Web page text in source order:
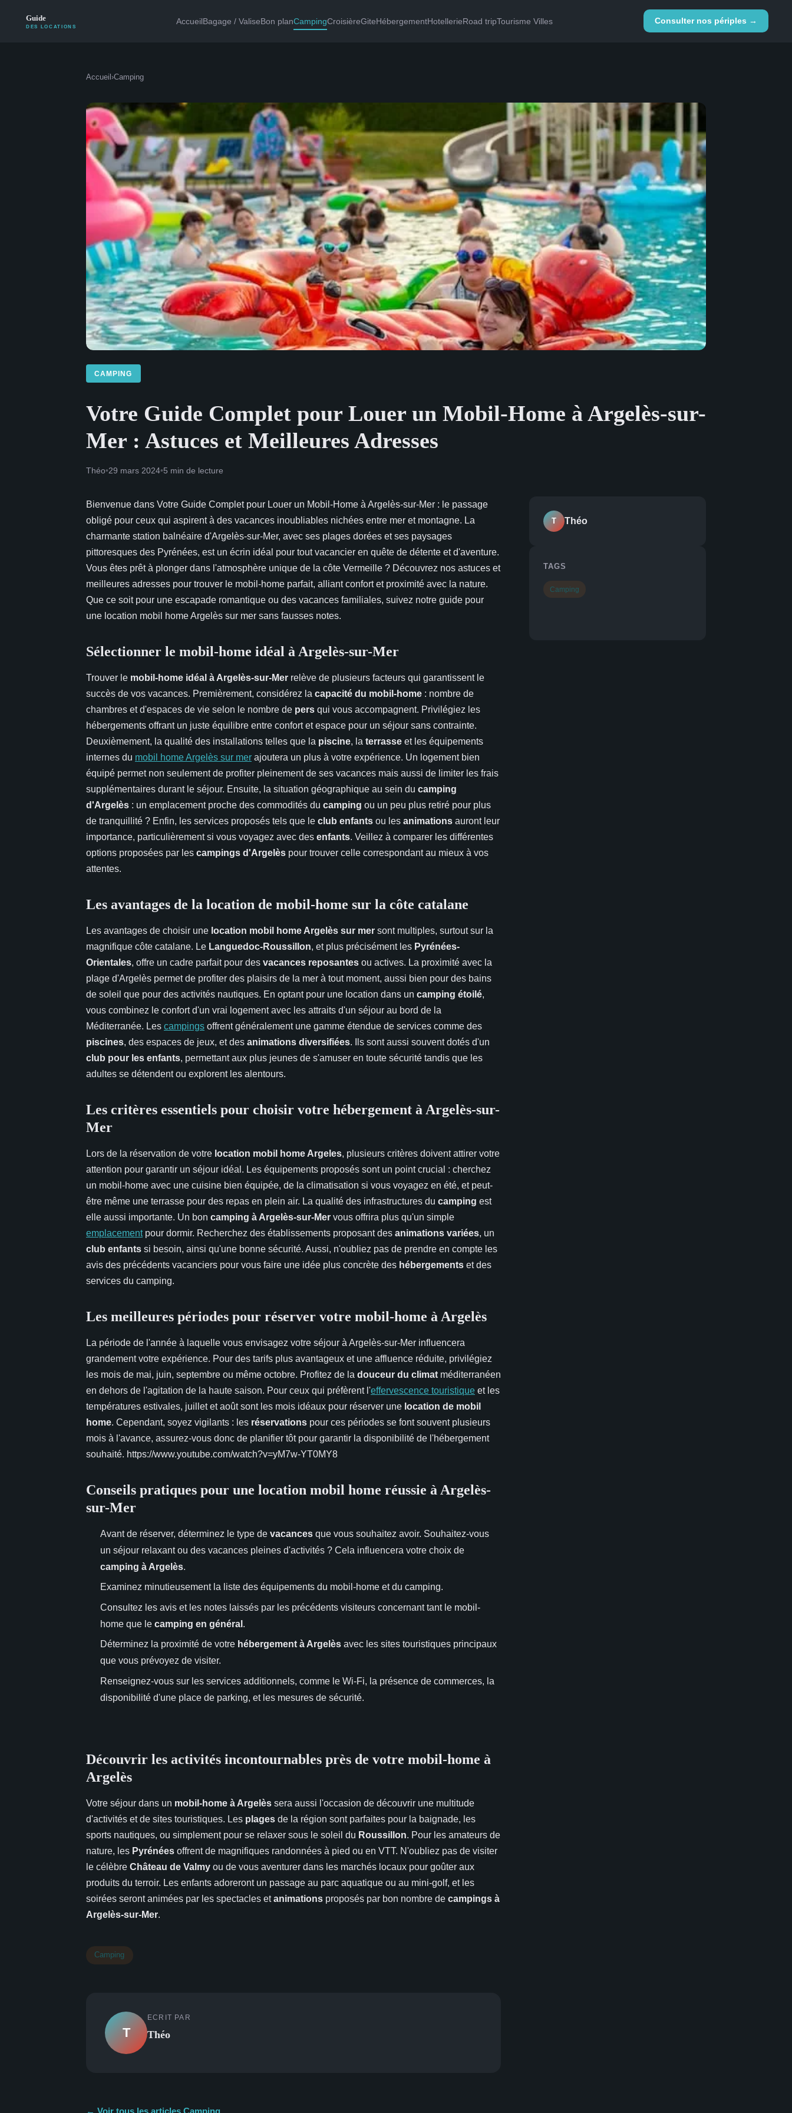
AccueilBagage / ValiseBon planCampingCroisièreGiteHébergementHotellerieRoad tripTourisme Villes Consulter nos périples →
Accueil ›Camping
CAMPING
Votre Guide Complet pour Louer un Mobil-Home à Argelès-sur-
Mer : Astuces et Meilleures Adresses
Théo•29 mars 2024•5 min de lecture
Bienvenue dans Votre Guide Complet pour Louer un Mobil-Home à Argelès-sur-Mer : le passage
obligé pour ceux qui aspirent à des vacances inoubliables nichées entre mer et montagne. La
charmante station balnéaire d'Argelès-sur-Mer, avec ses plages dorées et ses paysages
pittoresques des Pyrénées, est un écrin idéal pour tout vacancier en quête de détente et d'aventure.
Vous êtes prêt à plonger dans l'atmosphère unique de la côte Vermeille ? Découvrez nos astuces et
meilleures adresses pour trouver le mobil-home parfait, alliant confort et proximité avec la nature.
Que ce soit pour une escapade romantique ou des vacances familiales, suivez notre guide pour
une location mobil home Argelès sur mer sans fausses notes.
Sélectionner le mobil-home idéal à Argelès-sur-Mer
Trouver le mobil-home idéal à Argelès-sur-Mer relève de plusieurs facteurs qui garantissent le
succès de vos vacances. Premièrement, considérez la capacité du mobil-home : nombre de
chambres et d'espaces de vie selon le nombre de pers qui vous accompagnent. Privilégiez les
hébergements offrant un juste équilibre entre confort et espace pour un séjour sans contrainte.
Deuxièmement, la qualité des installations telles que la piscine, la terrasse et les équipements
internes du mobil home Argelès sur mer ajoutera un plus à votre expérience. Un logement bien
équipé permet non seulement de profiter pleinement de ses vacances mais aussi de limiter les frais
supplémentaires durant le séjour. Ensuite, la situation géographique au sein du camping
d'Argelès : un emplacement proche des commodités du camping ou un peu plus retiré pour plus
de tranquillité ? Enfin, les services proposés tels que le club enfants ou les animations auront leur
importance, particulièrement si vous voyagez avec des enfants. Veillez à comparer les différentes
options proposées par les campings d'Argelès pour trouver celle correspondant au mieux à vos
attentes.
Les avantages de la location de mobil-home sur la côte catalane
Les avantages de choisir une location mobil home Argelès sur mer sont multiples, surtout sur la
magnifique côte catalane. Le Languedoc-Roussillon, et plus précisément les Pyrénées-
Orientales, offre un cadre parfait pour des vacances reposantes ou actives. La proximité avec la
plage d'Argelès permet de profiter des plaisirs de la mer à tout moment, aussi bien pour des bains
de soleil que pour des activités nautiques. En optant pour une location dans un camping étoilé,
vous combinez le confort d'un vrai logement avec les attraits d'un séjour au bord de la
Méditerranée. Les campings offrent généralement une gamme étendue de services comme des
piscines, des espaces de jeux, et des animations diversifiées. Ils sont aussi souvent dotés d'un
club pour les enfants, permettant aux plus jeunes de s'amuser en toute sécurité tandis que les
adultes se détendent ou explorent les alentours.
Les critères essentiels pour choisir votre hébergement à Argelès-sur-
Mer
Lors de la réservation de votre location mobil home Argeles, plusieurs critères doivent attirer votre
attention pour garantir un séjour idéal. Les équipements proposés sont un point crucial : cherchez
un mobil-home avec une cuisine bien équipée, de la climatisation si vous voyagez en été, et peut-
être même une terrasse pour des repas en plein air. La qualité des infrastructures du camping est
elle aussi importante. Un bon camping à Argelès-sur-Mer vous offrira plus qu'un simple
emplacementpour dormir. Recherchez des établissements proposant des animations variées, un
club enfants si besoin, ainsi qu'une bonne sécurité. Aussi, n'oubliez pas de prendre en compte les
avis des précédents vacanciers pour vous faire une idée plus concrète des hébergements et des
services du camping.
Les meilleures périodes pour réserver votre mobil-home à Argelès
La période de l'année à laquelle vous envisagez votre séjour à Argelès-sur-Mer influencera
grandement votre expérience. Pour des tarifs plus avantageux et une affluence réduite, privilégiez
les mois de mai, juin, septembre ou même octobre. Profitez de la douceur du climat méditerranéen
en dehors de l'agitation de la haute saison. Pour ceux qui préfèrent l'effervescence touristique et les
températures estivales, juillet et août sont les mois idéaux pour réserver une location de mobil
home. Cependant, soyez vigilants : les réservations pour ces périodes se font souvent plusieurs
mois à l'avance, assurez-vous donc de planifier tôt pour garantir la disponibilité de l'hébergement
souhaité. https://www.youtube.com/watch?v=yM7w-YT0MY8
Conseils pratiques pour une location mobil home réussie à Argelès-
sur-Mer
Avant de réserver, déterminez le type de vacances que vous souhaitez avoir. Souhaitez-vous
un séjour relaxant ou des vacances pleines d'activités ? Cela influencera votre choix de
camping à Argelès.
Examinez minutieusement la liste des équipements du mobil-home et du camping.
Consultez les avis et les notes laissés par les précédents visiteurs concernant tant le mobil-
home que le camping en général .
Déterminez la proximité de votre hébergement à Argelès avec les sites touristiques principaux
que vous prévoyez de visiter.
Renseignez-vous sur les services additionnels, comme le Wi-Fi, la présence de commerces, la
disponibilité d'une place de parking, et les mesures de sécurité.
Découvrir les activités incontournables près de votre mobil-home à
Argelès
Votre séjour dans un mobil-home à Argelès sera aussi l'occasion de découvrir une multitude
d'activités et de sites touristiques. Les plages de la région sont parfaites pour la baignade, les
sports nautiques, ou simplement pour se relaxer sous le soleil du Roussillon. Pour les amateurs de
nature, les Pyrénées offrent de magnifiques randonnées à pied ou en VTT. N'oubliez pas de visiter
le célèbre Château de Valmy ou de vous aventurer dans les marchés locaux pour goûter aux
produits du terroir. Les enfants adoreront un passage au parc aquatique ou au mini-golf, et les
soirées seront animées par les spectacles etanimations proposés par bon nombre de campings à
Argelès-sur-Mer.
Camping
T
ECRIT PAR
Théo
T Théo
TAGS
Camping